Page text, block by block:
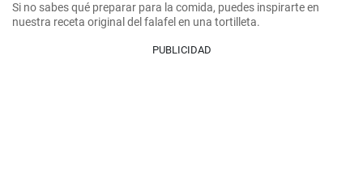
Si no sabes qué preparar para la comida, puedes inspirarte en
nuestra receta original del falafel en una tortilleta.
PUBLICIDAD